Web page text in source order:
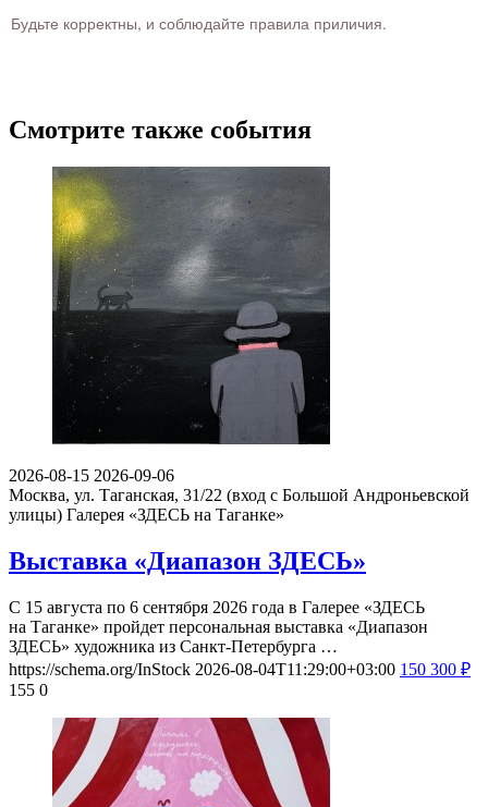
Будьте корректны, и соблюдайте правила приличия.
Смотрите также события
2026-08-15 2026-09-06
Москва, ул. Таганская, 31/22 (вход с Большой Андроньевской
улицы) Галерея «ЗДЕСЬ на Таганке»
Выставка «Диапазон ЗДЕСЬ»
С 15 августа по 6 сентября 2026 года в Галерее «ЗДЕСЬ
на Таганке» пройдет персональная выставка «Диапазон
ЗДЕСЬ» художника из Санкт-Петербурга …
https://schema.org/InStock 2026-08-04T11:29:00+03:00 150 300 ₽
155 0